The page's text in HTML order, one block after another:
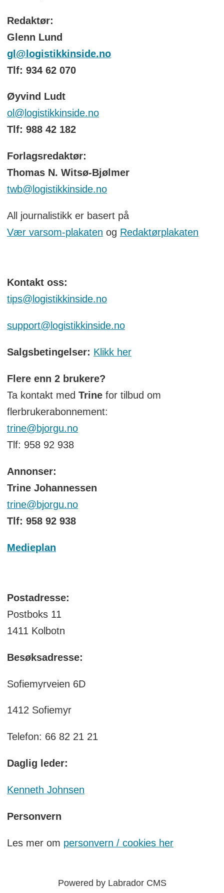
Redaktør:
Glenn Lund
gl@logistikkinside.no
Tlf: 934 62 070
Øyvind Ludt
ol@logistikkinside.no
Tlf: 988 42 182
Forlagsredaktør:
Thomas N. Witsø-Bjølmer
twb@logistikkinside.no
All journalistikk er basert på
Vær varsom-plakaten og Redaktørplakaten
Kontakt oss:
tips@logistikkinside.no
support@logistikkinside.no
Salgsbetingelser: Klikk her
Flere enn 2 brukere?
Ta kontakt med Trinefor tilbud om
flerbrukerabonnement:
trine@bjorgu.no
Tlf: 958 92 938
Annonser:
Trine Johannessen
trine@bjorgu.no
Tlf: 958 92 938
Medieplan
Postadresse:
Postboks 11
1411 Kolbotn
Besøksadresse:
Sofiemyrveien 6D
1412 Sofiemyr
Telefon: 66 82 21 21
Daglig leder:
Kenneth Johnsen
Personvern
Les mer om personvern / cookies her
Powered by Labrador CMS